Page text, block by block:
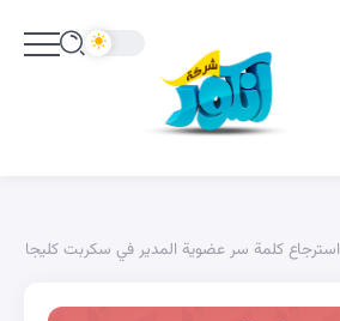
استرجاع كلمة سر عضوية المدير في سكربت كليجا